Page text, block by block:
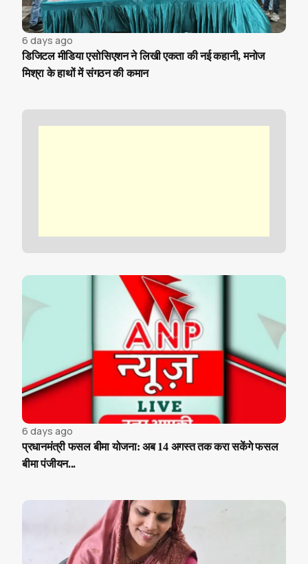
6 days ago
डिजिटल मीडिया एसोसिएशन ने लिखी एकता की नई कहानी, मनोज
मिश्रा के हाथों में संगठन की कमान
6 days ago
प्रधानमंत्री फसल बीमा योजना: अब 14 अगस्त तक करा सकेंगे फसल
बीमा पंजीयन...